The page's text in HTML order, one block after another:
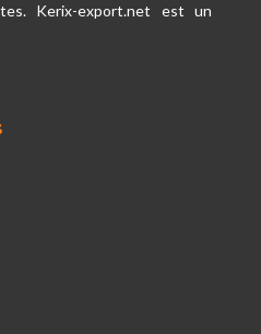
Kerix-export.net est un